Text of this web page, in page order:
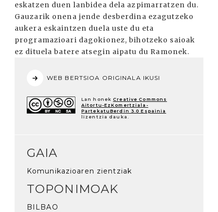
eskatzen duen lanbidea dela azpimarratzen du.
Gauzarik onena jende desberdina ezagutzeko
aukera eskaintzen duela uste du eta
programazioari dagokionez, bihotzeko saioak
ez dituela batere atsegin aipatu du Ramonek.
WEB BERTSIOA ORIGINALA IKUSI
Lan honek Creative Commons
Aitortu-EzKomertziala-
PartekatuBerdin 3.0 Espainia
lizentzia dauka.
GAIA
Komunikazioaren zientziak
TOPONIMOAK
BILBAO